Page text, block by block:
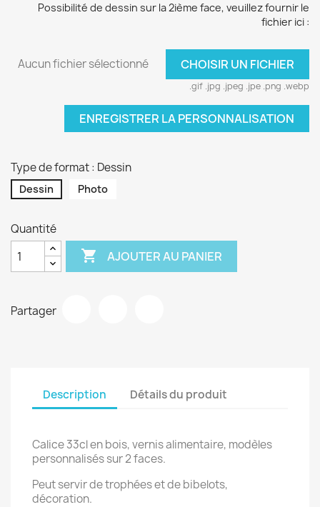
Possibilité de dessin sur la 2ième face, veuillez fournir le
fichier ici :
Aucun fichier sélectionné CHOISIR UN FICHIER
.gif .jpg .jpeg .jpe .png .webp
ENREGISTRER LA PERSONNALISATION
Type de format : Dessin
Dessin Photo
Quantité
 AJOUTER AU PANIER
Partager
Description Détails du produit
Calice 33cl en bois, vernis alimentaire, modèles
personnalisés sur 2 faces.
Peut servir de trophées et de bibelots,
décoration.